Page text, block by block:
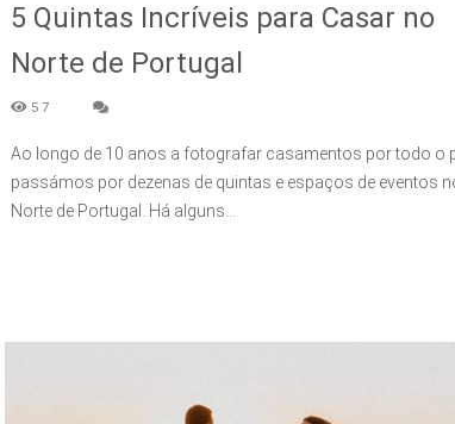
5 Quintas Incríveis para Casar no
Norte de Portugal
57
Ao longo de 10 anos a fotografar casamentos por todo o
passámos por dezenas de quintas e espaços de eventos
Norte de Portugal. Há alguns...